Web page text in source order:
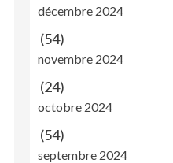
décembre 2024
(54)
novembre 2024
(24)
octobre 2024
(54)
septembre 2024